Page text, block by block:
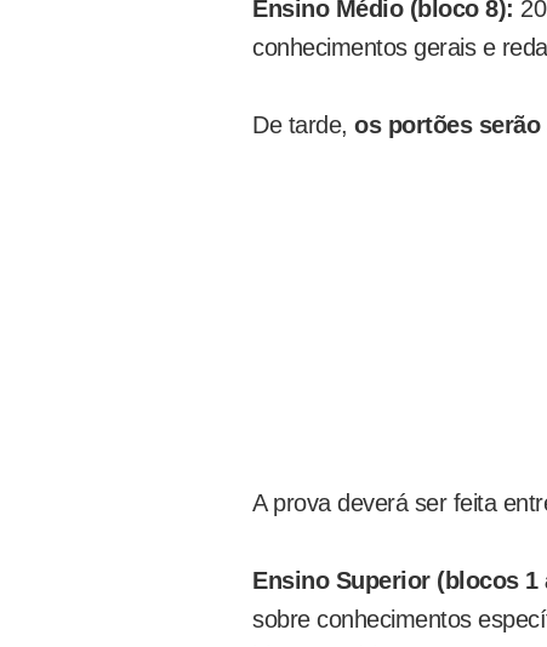
Ensino Médio (bloco 8):
conhecimentos gerais e
De tarde, os portõesserão
A prova deverá ser feita
Ensino Superior (blocos 1
sobre conhecimentos